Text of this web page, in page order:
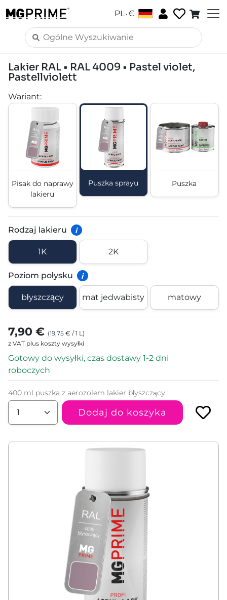
PL.€
Lakier RAL • RAL 4009 • Pastel violet,
Pastellviolett
Wariant:
Pisak do naprawy
lakieru
Puszka sprayu Puszka
Rodzaj lakieru i
1K 2K
Poziom połysku i
błyszczący mat jedwabisty matowy
7,90 € (19,75 € /1 L )
z VAT plus koszty wysyłki
Gotowy do wysyłki, czas dostawy 1-2 dni
roboczych
400 ml puszka z aerozolem lakier błyszczący
Dodaj do koszyka